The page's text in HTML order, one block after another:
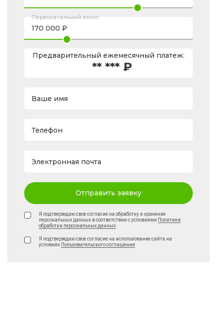
Первоначальный взнос
Предварительный ежемесячный платеж:
** *** ₽
Ваше имя
Телефон
Электронная почта
Отправить заявку
Я подтверждаю свое согласие на обработку и хранение
персональных данных в соответствии с условиями Политики
обработки персональных данных
Я подтверждаю свое согласие на использование сайта на
условиях Пользовательского соглашения